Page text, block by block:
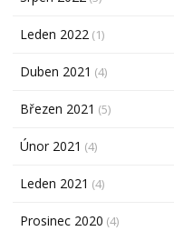
Leden 2022 (1)
Duben 2021 (4)
Březen 2021 (5)
Únor 2021 (4)
Leden 2021 (4)
Prosinec 2020 (4)